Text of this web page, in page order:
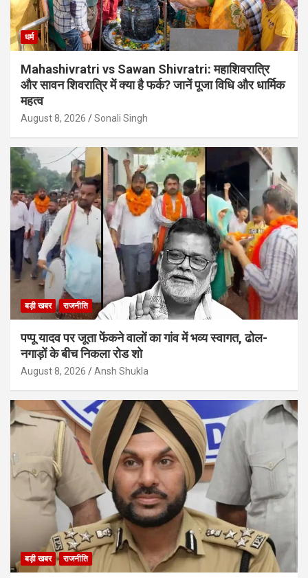
धर्म
Mahashivratri vs Sawan Shivratri: महाशिवरात्रि
और सावन शिवरात्रि में क्या है फर्क? जानें पूजा विधि और धार्मिक
महत्व
August 8, 2026 Sonali Singh
बड़ी खबर राजनीति
पप्पू यादव पर जूता फेंकने वालों का गांव में भव्य स्वागत, ढोल-
नगाड़ों के बीच निकला रोड शो
August 8, 2026 Ansh Shukla
बड़ी खबर राजनीति